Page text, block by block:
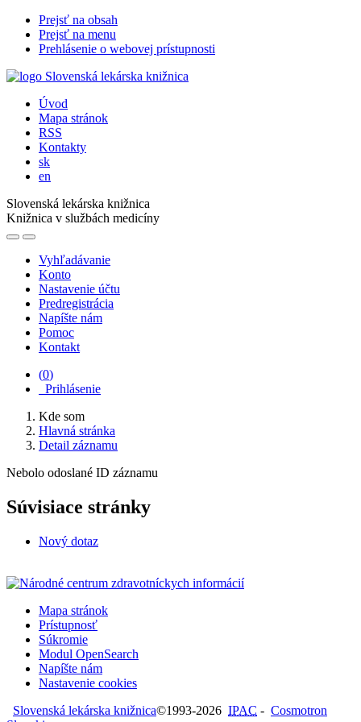
Prejsť na obsah
Prejsť na menu
Prehlásenie o webovej prístupnosti
Úvod
Mapa stránok
RSS
Kontakty
sk
en
Slovenská lekárska knižnica
Knižnica v službách medicíny
Vyhľadávanie
Konto
Nastavenie účtu
Predregistrácia
Napíšte nám
Pomoc
Kontakt
(0)
Prihlásenie
Kde som
Hlavná stránka
Detail záznamu
Nebolo odoslané ID záznamu
Súvisiace stránky
Nový dotaz
Mapa stránok
Prístupnosť
Súkromie
Modul OpenSearch
Napíšte nám
Nastavenie cookies
Slovenská lekárska knižnica©1993-2026 IPAC - Cosmotron